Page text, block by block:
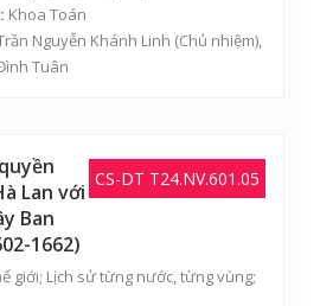
Khoa Toán
Nguyễn Khánh Linh (Chủ nhiệm),
Tuân
CS-DT T24.NV.601.05
Lan với
Ban
1662)
giới; Lịch sử từng nước, từng vùng;